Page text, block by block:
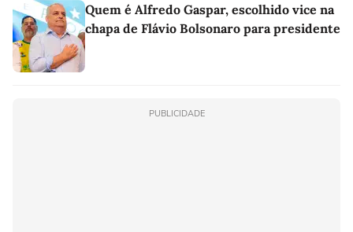
Quem é Alfredo Gaspar, escolhido vice na
chapa de Flávio Bolsonaro para presidente
PUBLICIDADE